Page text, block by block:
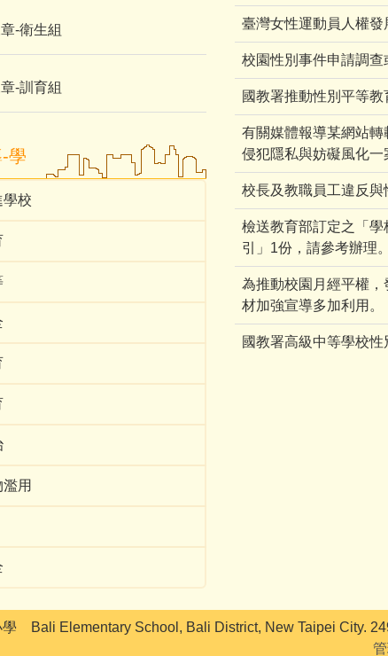
-衛生組
-訓育組
學
學校
用
臺灣女性運動員人權發
校園性別事件申請調查
國教署推動性別平等
有關媒體報導某網站
侵犯隱私與妨礙風化一
校長及教職員工違反與
檢送教育部訂定之「
引」1份，請參考辦理。
為推動校園月經平權
材加強宣導多加利用。
國教署高級中等學校
學 Bali Elementary School, Bali District, New Taipei City.